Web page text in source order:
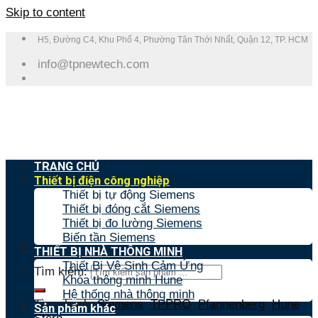
Skip to content
H5, Đường C4, Khu Phố 4, Phường Tân Thới Nhất, Quận 12, TP. HCM
info@tpnewtech.com
Tìm kiếm:
Tìm nhanh:Siemens,TPPRO,Pfannenberg,Hune,
TRANG CHỦ
Thiết bị điện công nghiệp
Thiết bị tự động Siemens
Thiết bị đóng cắt Siemens
Thiết bị đo lường Siemens
Biến tần Siemens
THIẾT BỊ NHÀ THÔNG MINH
Thiết Bị Vệ Sinh Cảm Ứng
Khóa thông minh Hune
Hệ thống nhà thông minh
Sản phẩm khác